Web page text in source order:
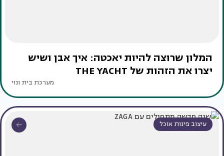
המלון שרוצה להיות יאכטה: איך אבן ושיש
יצרו את הזהות של THE YACHT
מערכת בית ונוי
עיצוב פינות אוכל